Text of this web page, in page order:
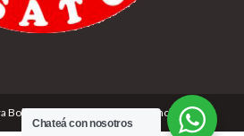
Bolsatodo | Desarrolado porCónclave
Chateá con nosotros